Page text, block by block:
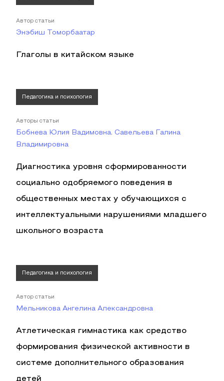
Автор статьи
Энэбиш Томорбаатар
Глаголы в китайском языке
Педагогика и психология
Авторы статьи
Бобнева Юлия Вадимовна, Савельева Галина
Владимировна
Диагностика уровня сформированности
социально одобряемого поведения в
общественных местах у обучающихся с
интеллектуальными нарушениями младшего
школьного возраста
Педагогика и психология
Автор статьи
Мельникова Ангелина Александровна
Атлетическая гимнастика как средство
формирования физической активности в
системе дополнительного образования
детей